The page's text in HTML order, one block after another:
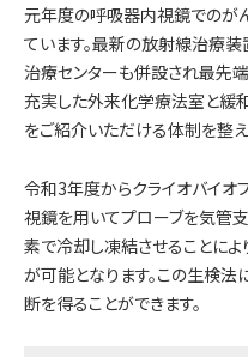
元年度の呼吸器内視鏡でのが
ています。最新の放射線治療
治療センターも併設され最先
充実した外来化学療法室と緩
をご紹介いただける体制を整え
令和3年度からクライオバイオ
視鏡を用いてプローブを気管
素で冷却し凍結させることによ
が可能となります。この生検
断を得ることができます。